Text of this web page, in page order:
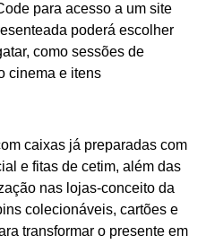
para acesso a um site
poderá escolher
como sessões de
cinema e itens
caixas já preparadas com
e fitas de cetim, além das
nas lojas-conceito da
colecionáveis, cartões e
transformar o presente em